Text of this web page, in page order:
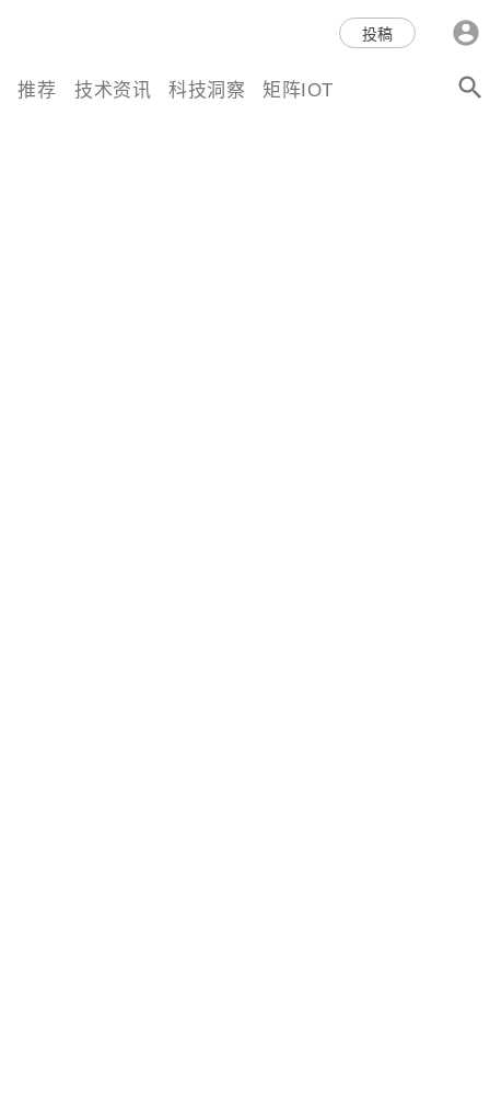
科技互联网,科技,资讯,动态,洞
察,量子,计算,AI,人工智能,机器
投稿
推荐 技术资讯 科技洞察 矩阵IOT